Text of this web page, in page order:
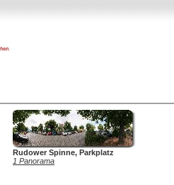
Rudower Spinne, Parkplatz
1 Panorama